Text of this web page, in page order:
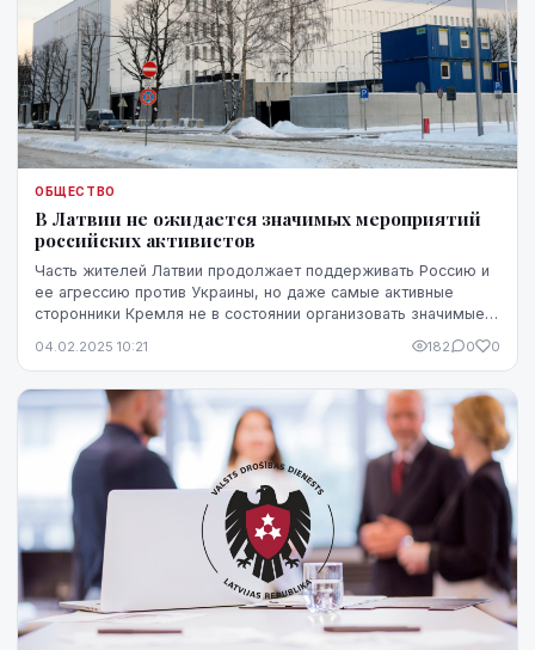
ОБЩЕСТВО
В Латвии не ожидается значимых мероприятий
российских активистов
Часть жителей Латвии продолжает поддерживать Россию и
ее агрессию против Украины, но даже самые активные
сторонники Кремля не в состоянии организовать значимые
04.02.2025 10:21 182 0 0